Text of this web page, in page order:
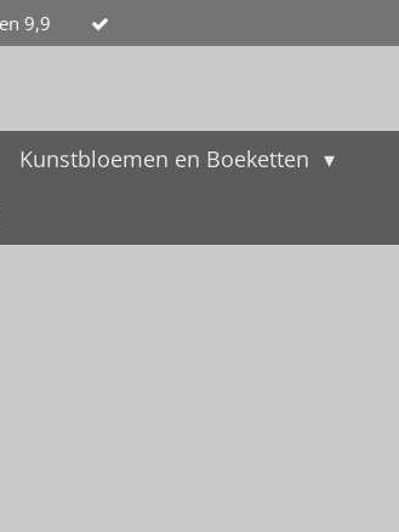
9,9
Kunstbloemen en Boeketten